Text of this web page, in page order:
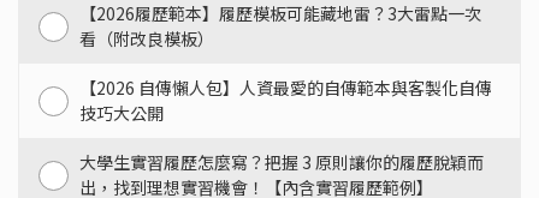
【2026履歷範本】履歷模板可能藏地雷？3大雷點一次
看（附改良模板）
【2026 自傳懶人包】人資最愛的自傳範本與客製化自傳
技巧大公開
大學生實習履歷怎麼寫？把握 3 原則讓你的履歷脫穎而
出，找到理想實習機會！【內含實習履歷範例】